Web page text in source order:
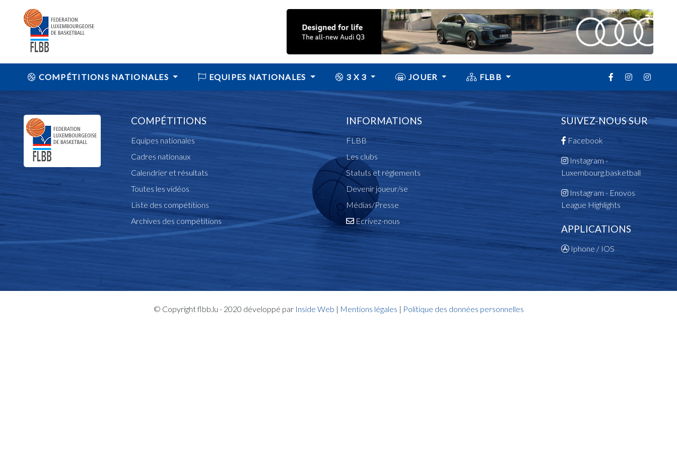
COMPÉTITIONS NATIONALES EQUIPES NATIONALES 3 X 3 JOUER FLBB
COMPÉTITIONS
Equipes nationales
Cadres nationaux
Calendrier et résultats
Toutes les vidéos
Liste des compétitions
Archives des compétitions
INFORMATIONS
FLBB
Les clubs
Statuts et réglements
Devenir joueur/se
Médias/Presse
Ecrivez-nous
SUIVEZ-NOUS SUR
Facebook
Instagram -
Luxembourg.basketball
Instagram - Enovos
League Highlights
APPLICATIONS
Iphone / IOS
© Copyright flbb.lu - 2020 développé par Inside Web | Mentions légales | Politique des données personnelles